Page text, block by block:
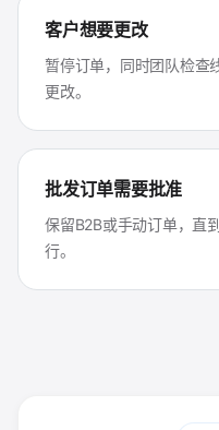
客户想要更改
暂停订单，同时团队检查
更改。
批发订单需要批准
保留B2B或手动订单，直
行。